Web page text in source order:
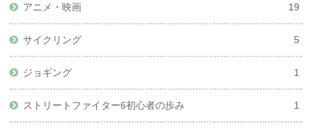
アニメ・映画 19
サイクリング 5
ジョギング 1
ストリートファイター6初心者の歩み 1